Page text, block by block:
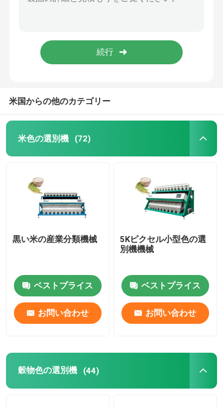
カシュー色の選別機
コーヒー豆は選別機を着色する
ゴマ色の選別機
くだらない色の選別機
プラスチック色の選別機
茶色の選別機
ベルト色の選別機
物質的な分類機械
半ゆでにされた穀物の米色の選別機機械
512のチャネルの穀物色分離機械
12t H 5Kのカメラの豆色の選別機
米国からの他のカテゴリー
米色の選別機 (72)
黒い米の産業分類機械
ベストプライス
お問い合わせ
5Kピクセル小型色の選
別機機械
ベストプライス
お問い合わせ
穀物色の選別機 (44)